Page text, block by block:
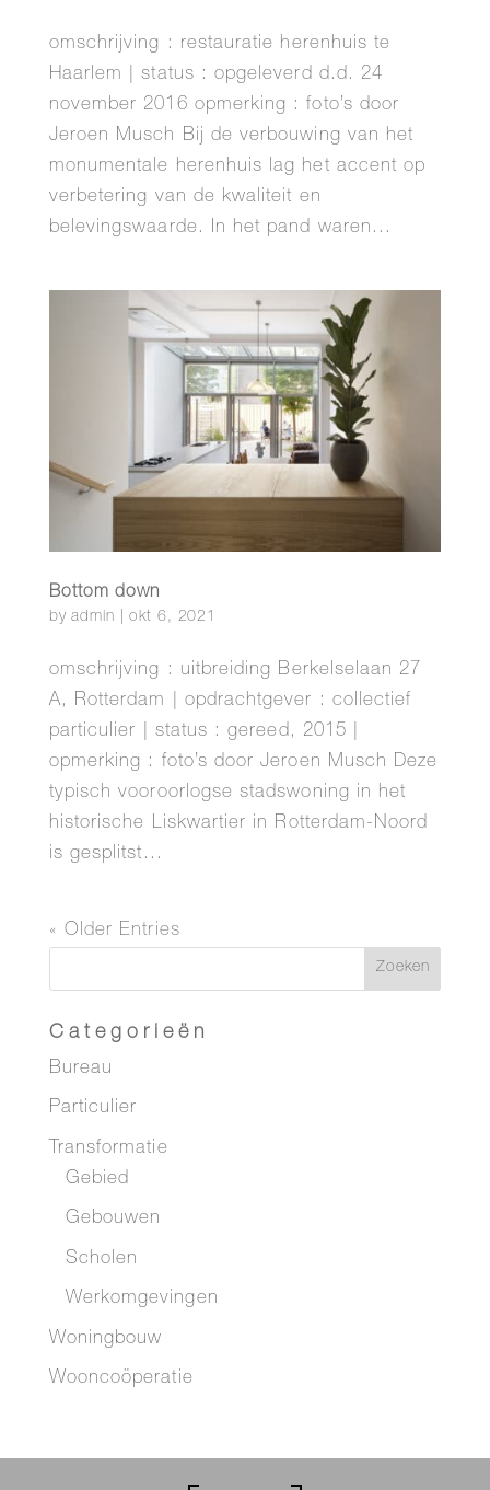
omschrijving : restauratie herenhuis te
Haarlem | status : opgeleverd d.d. 24
november 2016 opmerking : foto’s door
Jeroen Musch Bij de verbouwing van het
monumentale herenhuis lag het accent op
verbetering van de kwaliteit en
belevingswaarde. In het pand waren...
Bottom down
byadmin |okt 6, 2021
omschrijving : uitbreiding Berkelselaan 27
A, Rotterdam | opdrachtgever : collectief
particulier | status : gereed, 2015 |
opmerking : foto’s door Jeroen Musch Deze
typisch vooroorlogse stadswoning in het
historische Liskwartier in Rotterdam-Noord
is gesplitst...
« Older Entries
Categorieën
Bureau
Particulier
Transformatie
Gebied
Gebouwen
Scholen
Werkomgevingen
Woningbouw
Wooncoöperatie